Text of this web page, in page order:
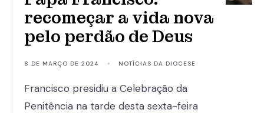
recomeçar a vida nova
pelo perdão de Deus
8 DE MARÇO DE 2024 • NOTÍCIAS DA DIOCESE
Francisco presidiu a Celebração da
Penitência na tarde desta sexta-feira